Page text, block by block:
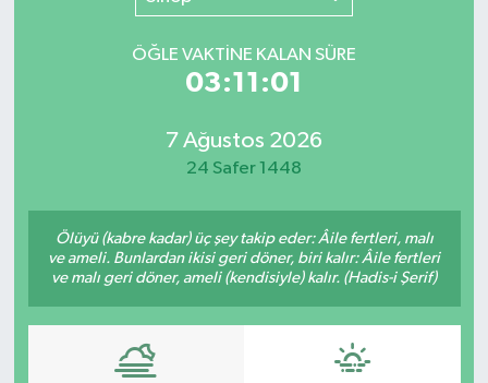
ÖĞLE VAKTİNE KALAN SÜRE
03:11:01
7 Ağustos 2026
24 Safer 1448
Ölüyü (kabre kadar) üç şey takip eder: Âile fertleri, malı
ve ameli. Bunlardan ikisi geri döner, biri kalır: Âile fertleri
ve malı geri döner, ameli (kendisiyle) kalır. (Hadis-i Şerif)
Magazin
Teknoloji
Tüm Manşetler
Son Dakika Haberleri